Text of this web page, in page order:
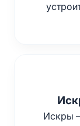
Искры